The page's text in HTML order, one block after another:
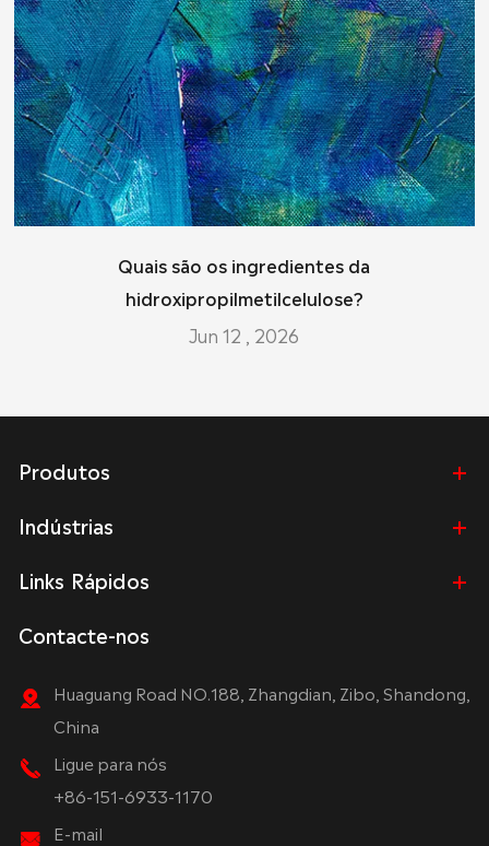
Quais são os ingredientes da
hidroxipropilmetilcelulose?
Jun 12 , 2026
Produtos
Indústrias
Links Rápidos
Contacte-nos
Huaguang Road NO.188, Zhangdian, Zibo, Shandong,
China
Ligue para nós
+86-151-6933-1170
E-mail